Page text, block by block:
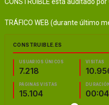
TRÁFICO WEB (durante último